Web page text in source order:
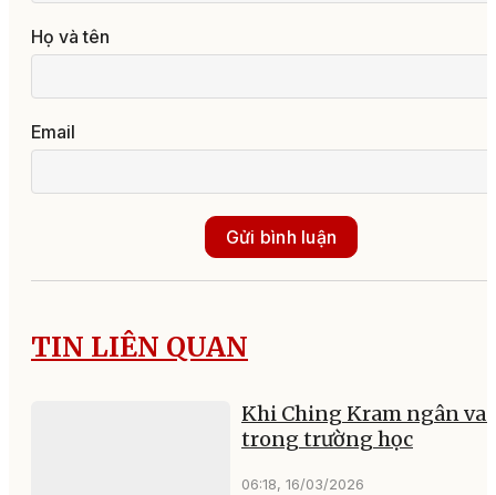
Họ và tên
Email
Gửi bình luận
TIN LIÊN QUAN
Khi Ching Kram ngân
trong trường học
06:18, 16/03/2026